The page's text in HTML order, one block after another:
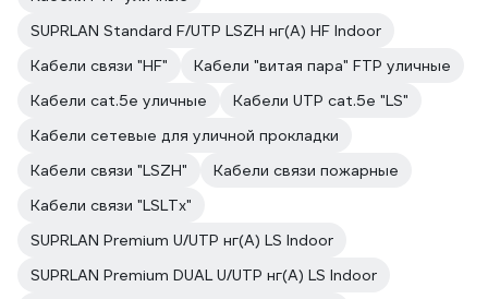
SUPRLAN Standard F/UTP LSZH нг(А) HF Indoor
Кабели связи "HF"
Кабели "витая пара" FTP уличные
Кабели cat.5e уличные
Кабели UTP cat.5e "LS"
Кабели сетевые для уличной прокладки
Кабели связи "LSZH"
Кабели связи пожарные
Кабели связи "LSLTx"
SUPRLAN Premium U/UTP нг(А) LS Indoor
SUPRLAN Premium DUAL U/UTP нг(А) LS Indoor